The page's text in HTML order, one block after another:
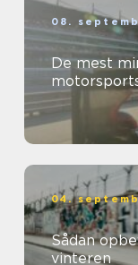
08.
De mest
04.
Sådan
vinteren